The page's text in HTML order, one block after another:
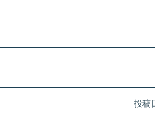
投稿